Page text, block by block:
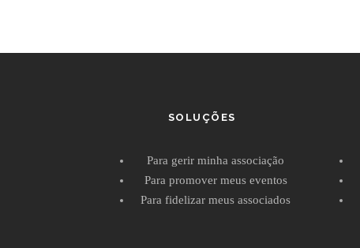
SOLUÇÕES
Para gerir minha associação
Para promover meus eventos
Para fidelizar meus associados